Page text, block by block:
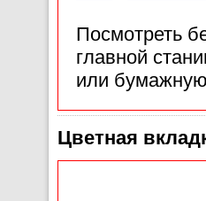
Посмотреть
главной
или
Цветная